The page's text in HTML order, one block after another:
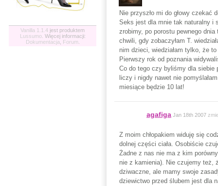
Vanilla 1.1.4 jest produktem
Lussumo. Więcej informacji:
Dokumentacja
Forum
Nie przyszło mi do głowy czekać
Seks jest dla mnie tak naturalny i
zrobimy, po porostu pewnego
chwili, gdy zobaczyłam T.
nim dzieci, wiedziałam tylko, że
Pierwszy rok od poznania
Co do tego czy byliśmy dla siebie
liczy i nigdy nawet nie
miesiące będzie 10 lat!
agafiga Jan 18th 2007
Z moim chłopakiem widuję się
dolnej części ciała. Osobiście
Żadne z nas nie ma z kim
nie z kamienia). Nie czujemy też,
dziwaczne, ale mamy swoje
dziewictwo przed ślubem jest dla